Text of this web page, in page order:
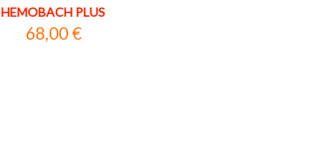
HEMOBACH PLUS
68,00 €